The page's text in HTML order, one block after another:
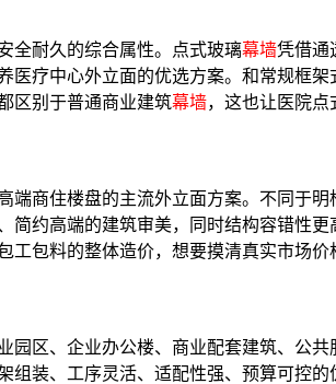
全耐久的综合属性。点式玻璃幕墙凭借通
医疗中心外立面的优选方案。和常规框架
区别于普通商业建筑幕墙，这也让医院点
端商住楼盘的主流外立面方案。不同于明
约高端的建筑审美，同时结构容错性更
工包料的整体造价，想要摸清真实市场价
园区、企业办公楼、商业配套建筑、公共
组装、工序灵活、适配性强、预算可控的